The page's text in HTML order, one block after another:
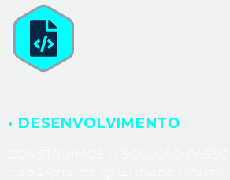
· DESENVOLVIMENTO